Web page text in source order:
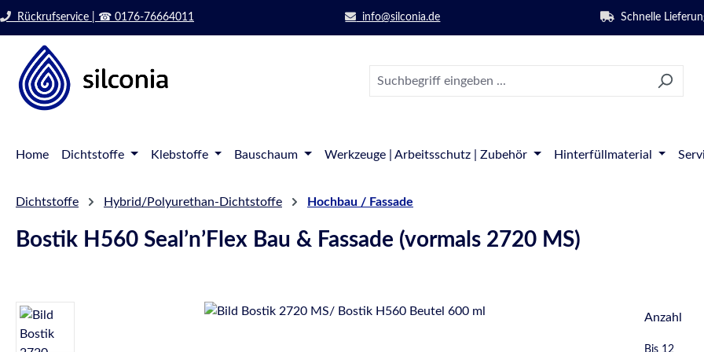
Hauptinhalt springen
Zur Suche springen
Zur Hauptnavigation springen
Rückrufservice | ☎ 0176-76664011 info@silconia.de Schnelle
Home Dichtstoffe Klebstoffe Bauschaum Werkzeuge | Arbeitsschutz | Zubehör Hinterfüllmaterial
Dichtstoffe Hybrid/Polyurethan-Dichtstoffe Hochbau / Fassade
Bostik H560 Seal’n’Flex Bau & Fassade (vormals 2720 MS)
Bildergalerie überspringen
Anzahl
Bis 12